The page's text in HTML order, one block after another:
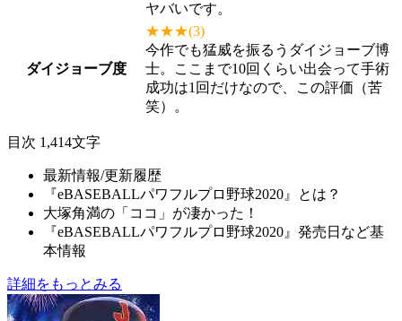
ヤバいです。
ダイジョーブ度
★★★(3)
今作でも猛威を振るうダイジョーブ博
士。ここまで10回くらい出会って手術
成功は1回だけなので、この評価（苦
笑）。
目次 1,414文字
最新情報/更新履歴
『eBASEBALLパワフルプロ野球2020』とは？
大塚角満の「ココ」が凄かった！
『eBASEBALLパワフルプロ野球2020』発売日など基
本情報
詳細をもっとみる